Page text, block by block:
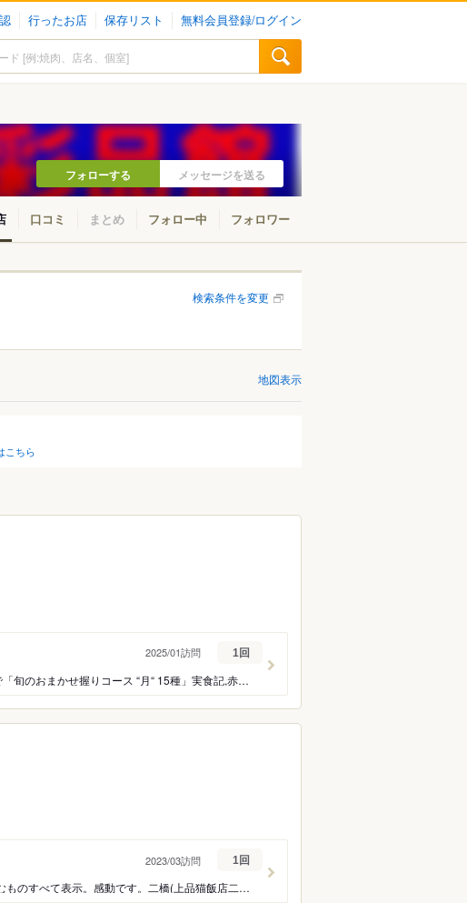
行ったお店 保存リスト 無料会員登録/ログイン
フォローする メッセージを送る
口コミ まとめ フォロー中 フォロワー
高知
スペイン
洋食 フレンチ
イタリアン
理 ハンバーガー
パスタ
検索条件を変更
地図表示
こちら
築地一番マグロ,2億7,000万円の本まぐろ実食記。鮨,銀座おのでら名古屋店で「旬のおまかせ握りコース “月“ 15種」実食記,赤酢飯,氷見寒ブリ,長崎産天然クエ,廻転すし・登竜門との違い。
2025/01訪問 1回
三河流から脱した唯我独尊の料理に深化。夢中になって食べました。私が望むものすべて表示。感動です。二橋(上品猫飯店二橋)味噌煮込みうどんとねこまんま,桝塚味噌,ゲラン海水塩,ラヴィエットのAOPバター
2023/03訪問 1回